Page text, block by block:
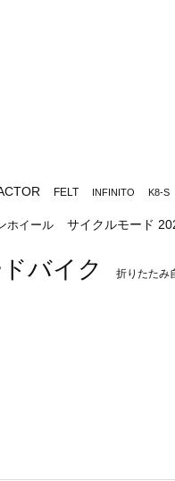
FELT INFINITO K8-S
ホイール サイクルモード
バイク 折りたたみ